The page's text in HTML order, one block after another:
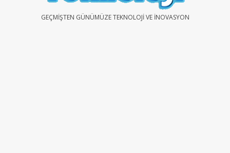
FREEGEÇMIŞTEN GÜNÜMÜZE TEKNOLOJI VE İNOVASYON